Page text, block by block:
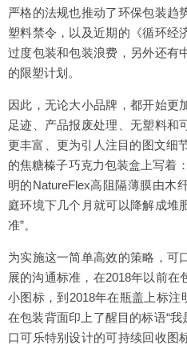
严格的法规也推动了环保包装趋
塑料禁令，以及近期的《循环经
过度包装和包装浪费，另外还有
的限塑计划。
因此，无论大小品牌，都开始更
足迹、产品报废处理、无塑料和
更丰富、更为引人注目的图文细
的焦糖榛子巧克力包装盒上写着
明的NatureFlex高阻隔薄膜由木
庭环境下几个月就可以降解成堆
准”。
为实施这一简单高效的策略，可
展的沟通标准，在2018年以前在
小图标，到2018年在瓶盖上标注
在包装背面印上了醒目的标语“
口可乐特别设计的可持续回收图